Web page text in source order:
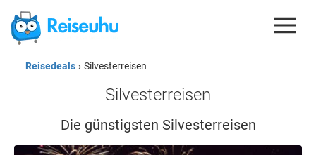
REISEDEALS
GUTSCHEINE
KREDITKARTEN
Reisedeals › Silvesterreisen
Silvesterreisen
Die günstigsten Silvesterreisen